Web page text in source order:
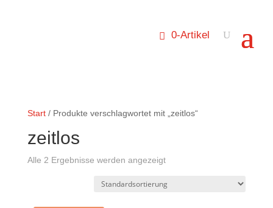
0-Artikel
Start/ Produkte verschlagwortet mit „zeitlos“
zeitlos
Alle 2 Ergebnisse werden angezeigt